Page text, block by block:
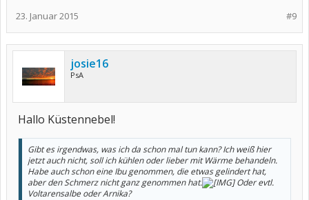
#9
23. Januar 2015
josie16
PsA
Hallo Küstennebel!
Gibt es irgendwas, was ich da schon mal tun kann? Ich weiß hier
jetzt auch nicht, soll ich kühlen oder lieber mit Wärme behandeln.
Habe auch schon eine Ibu genommen, die etwas gelindert hat,
aber den Schmerz nicht ganz genommen hat.
Oder evtl.
Voltarensalbe oder Arnika?